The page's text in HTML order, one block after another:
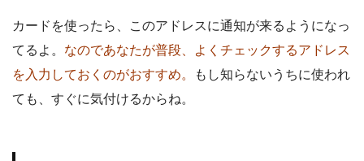
カードを使ったら、このアドレスに通知が来るようになっ
てるよ。 なのであなたが普段、よくチェックするアドレス
を入力しておくのがおすすめ。
もし知らないうちに使われ
ても、すぐに気付けるからね。